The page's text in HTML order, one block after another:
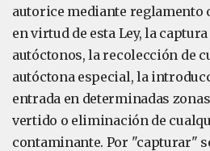
autorice mediante reglamento
en virtud de esta Ley, la
autóctonos, la recolección de
autóctona especial, la
entrada en determinadas
vertido o eliminación de
contaminante. Por "capturar"